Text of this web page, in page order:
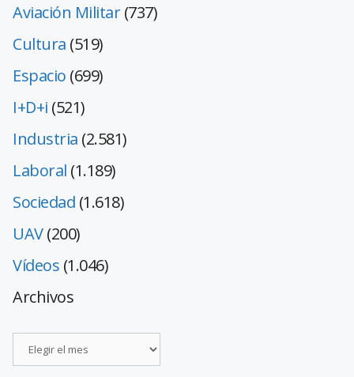
Aviación Militar(737)
Cultura (519)
Espacio (699)
I+D+i (521)
Industria (2.581)
Laboral (1.189)
Sociedad (1.618)
UAV(200)
Vídeos (1.046)
Archivos